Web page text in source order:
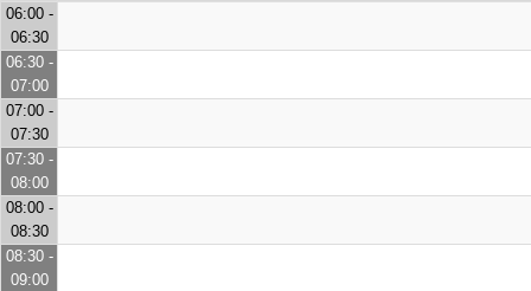
06:00 -
06:30
06:30 -
07:00
07:00 -
07:30
07:30 -
08:00
08:00 -
08:30
08:30 -
09:00